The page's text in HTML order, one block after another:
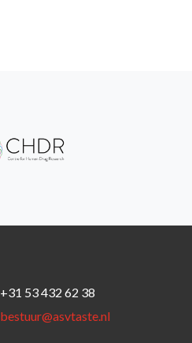
+31 53 432 62 38
bestuur@asvtaste.nl